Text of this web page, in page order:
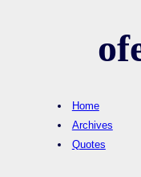
Home
Archives
Quotes